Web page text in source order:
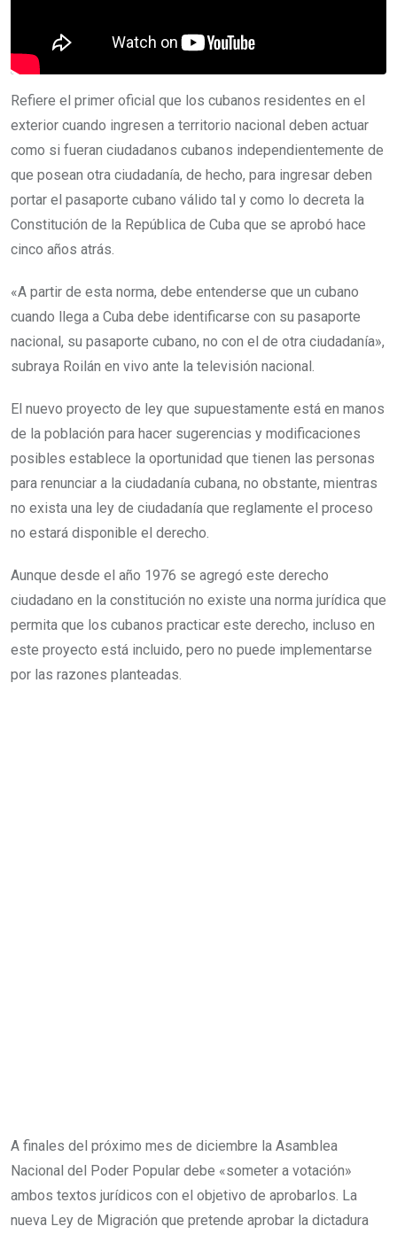
Refiere el primer oficial que los cubanos residentes en el
exterior cuando ingresen a territorio nacional deben actuar
como si fueran ciudadanos cubanos independientemente de
que posean otra ciudadanía, de hecho, para ingresar deben
portar el pasaporte cubano válido tal y como lo decreta la
Constitución de la República de Cuba que se aprobó hace
cinco años atrás.
«A partir de esta norma, debe entenderse que un cubano
cuando llega a Cuba debe identificarse con su pasaporte
nacional, su pasaporte cubano, no con el de otra ciudadanía»,
subraya Roilán en vivo ante la televisión nacional.
El nuevo proyecto de ley que supuestamente está en manos
de la población para hacer sugerencias y modificaciones
posibles establece la oportunidad que tienen las personas
para renunciar a la ciudadanía cubana, no obstante, mientras
no exista una ley de ciudadanía que reglamente el proceso
no estará disponible el derecho.
Aunque desde el año 1976 se agregó este derecho
ciudadano en la constitución no existe una norma jurídica que
permita que los cubanos practicar este derecho, incluso en
este proyecto está incluido, pero no puede implementarse
por las razones planteadas.
A finales del próximo mes de diciembre la Asamblea
Nacional del Poder Popular debe «someter a votación»
ambos textos jurídicos con el objetivo de aprobarlos. La
nueva Ley de Migración que pretende aprobar la dictadura